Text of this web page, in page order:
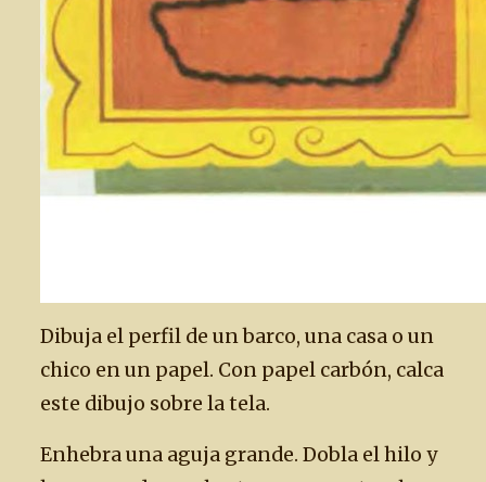
Dibuja el perfil de un barco, una casa o un
chico en un papel. Con papel carbón, calca
este dibujo sobre la tela.
Enhebra una aguja grande. Dobla el hilo y